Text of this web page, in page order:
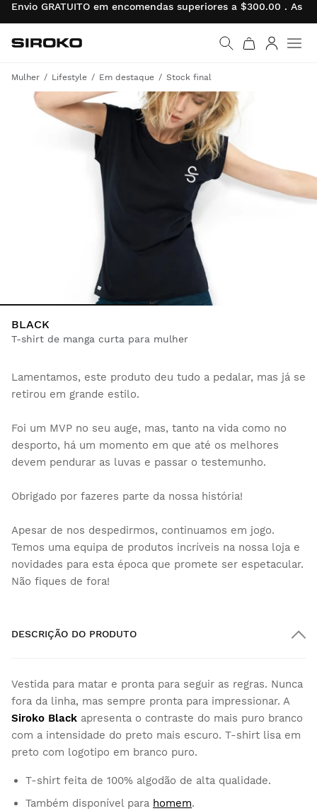
Envio GRATUITO em encomendas superiores a $300.00 . As
Ir para a página inicial
Siroko.com
Mulher Lifestyle Em destaque Stock final
BLACK
T-shirt de manga curta para mulher
Lamentamos, este produto deu tudo a pedalar, mas já se
retirou em grande estilo.
Foi um MVP no seu auge, mas, tanto na vida como no
desporto, há um momento em que até os melhores
devem pendurar as luvas e passar o testemunho.
Obrigado por fazeres parte da nossa história!
Apesar de nos despedirmos, continuamos em jogo.
Temos uma equipa de produtos incríveis na nossa loja e
novidades para esta época que promete ser espetacular.
Não fiques de fora!
DESCRIÇÃO DO PRODUTO
Vestida para matar e pronta para seguir as regras. Nunca
fora da linha, mas sempre pronta para impressionar. A
Siroko Black apresenta o contraste do mais puro branco
com a intensidade do preto mais escuro. T-shirt lisa em
preto com logotipo em branco puro.
T-shirt feita de 100% algodão de alta qualidade.
Também disponível para homem.